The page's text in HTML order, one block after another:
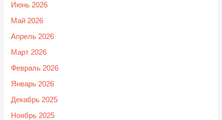
Июнь 2026
Май 2026
Апрель 2026
Март 2026
Февраль 2026
Январь 2026
Декабрь 2025
Ноябрь 2025